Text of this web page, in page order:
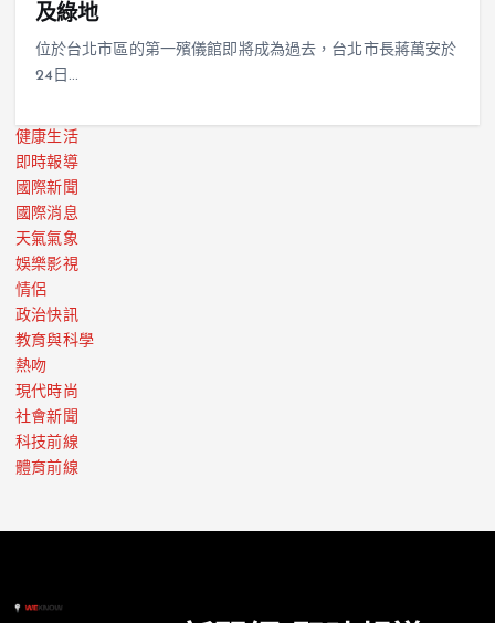
及綠地
位於台北市區的第一殯儀館即將成為過去，台北市長蔣萬安於
24日…
健康生活
即時報導
國際新聞
國際消息
天氣氣象
娛樂影視
情侶
政治快訊
教育與科學
熱吻
現代時尚
社會新聞
科技前線
體育前線